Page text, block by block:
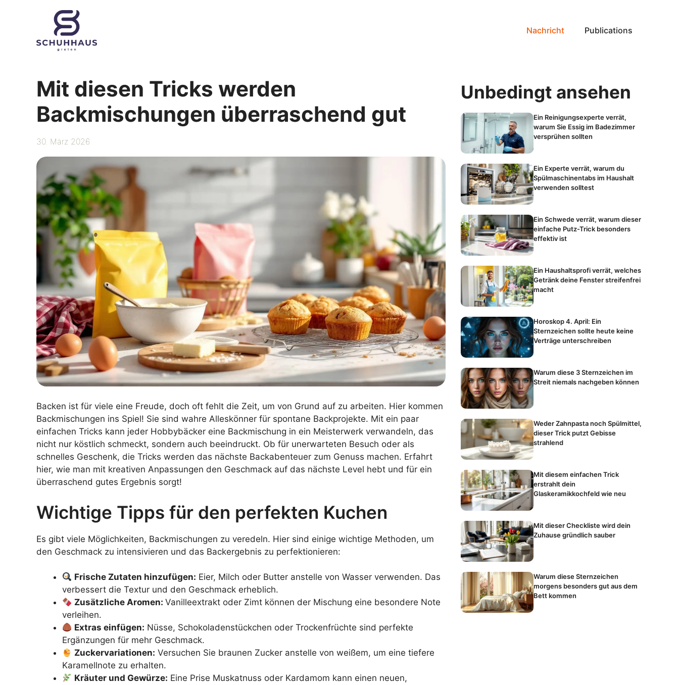
Nachricht Publications
Mit diesen Tricks werden
Backmischungen überraschend gut
30. März 2026
Backen ist für viele eine Freude, doch oft fehlt die Zeit, um von Grund auf zu arbeiten. Hier kommen
Backmischungen ins Spiel! Sie sind wahre Alleskönner für spontane Backprojekte. Mit ein paar
einfachen Tricks kann jeder Hobbybäcker eine Backmischung in ein Meisterwerk verwandeln, das
nicht nur köstlich schmeckt, sondern auch beeindruckt. Ob für unerwarteten Besuch oder als
schnelles Geschenk, die Tricks werden das nächste Backabenteuer zum Genuss machen. Erfahrt
hier, wie man mit kreativen Anpassungen den Geschmack auf das nächste Level hebt und für ein
überraschend gutes Ergebnis sorgt!
Wichtige Tipps für den perfekten Kuchen
Es gibt viele Möglichkeiten, Backmischungen zu veredeln. Hier sind einige wichtige Methoden, um
den Geschmack zu intensivieren und das Backergebnis zu perfektionieren:
Frische Zutaten hinzufügen: Eier, Milch oder Butter anstelle von Wasser verwenden. Das
verbessert die Textur und den Geschmack erheblich.
Zusätzliche Aromen:Vanilleextrakt oder Zimt können der Mischung eine besondere Note
verleihen.
Extras einfügen: Nüsse, Schokoladenstückchen oder Trockenfrüchte sind perfekte
Ergänzungen für mehr Geschmack.
Zuckervariationen: Versuchen Sie braunen Zucker anstelle von weißem, um eine tiefere
Karamellnote zu erhalten.
Kräuter und Gewürze: Eine Prise Muskatnuss oder Kardamom kann einen neuen,
Unbedingt ansehen
Ein Reinigungsexperte verrät,
warum Sie Essig im Badezimmer
versprühen sollten
Ein Experte verrät, warum du
Spülmaschinentabs im Haushalt
verwenden solltest
Ein Schwede verrät, warum dieser
einfache Putz-Trick besonders
effektiv ist
Ein Haushaltsprofi verrät, welches
Getränk deine Fenster streifenfrei
macht
Horoskop 4. April: Ein
Sternzeichen sollte heute keine
Verträge unterschreiben
Warum diese 3 Sternzeichen im
Streit niemals nachgeben können
Weder Zahnpasta noch Spülmittel,
dieser Trick putzt Gebisse
strahlend
Mit diesem einfachen Trick
erstrahlt dein
Glaskeramikkochfeld wie neu
Mit dieser Checkliste wird dein
Zuhause gründlich sauber
Warum diese Sternzeichen
morgens besonders gut aus dem
Bett kommen